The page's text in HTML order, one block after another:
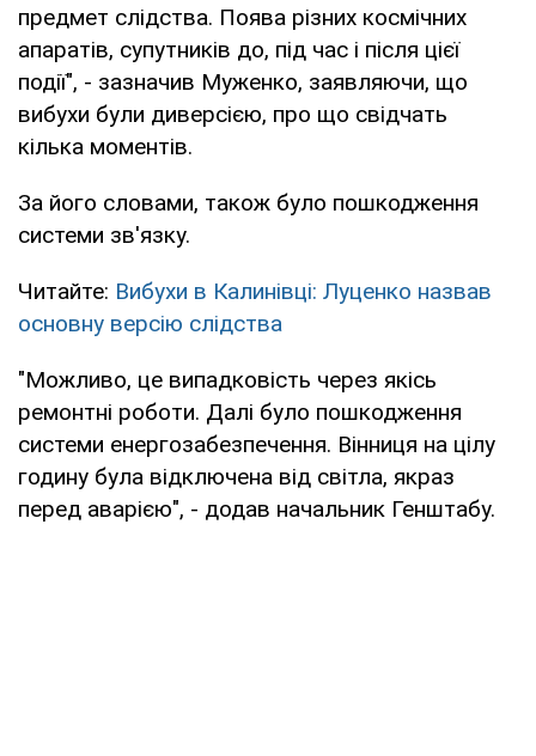
предмет слідства. Поява різних космічних
апаратів, супутників до, під час і після цієї
події", - зазначив Муженко, заявляючи, що
вибухи були диверсією, про що свідчать
кілька моментів.
За його словами, також було пошкодження
системи зв'язку.
Читайте: Вибухи в Калинівці: Луценко назвав
основну версію слідства
"Можливо, це випадковість через якісь
ремонтні роботи. Далі було пошкодження
системи енергозабезпечення. Вінниця на цілу
годину була відключена від світла, якраз
перед аварією", - додав начальник Генштабу.